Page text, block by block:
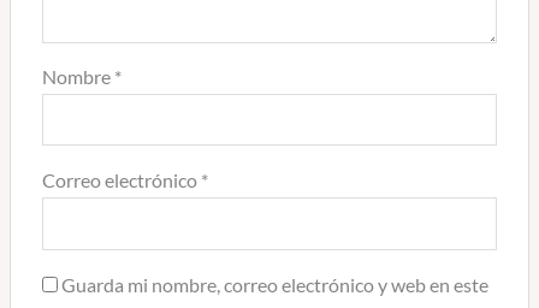
Nombre *
Correo electrónico *
Guarda mi nombre, correo electrónico y web en este